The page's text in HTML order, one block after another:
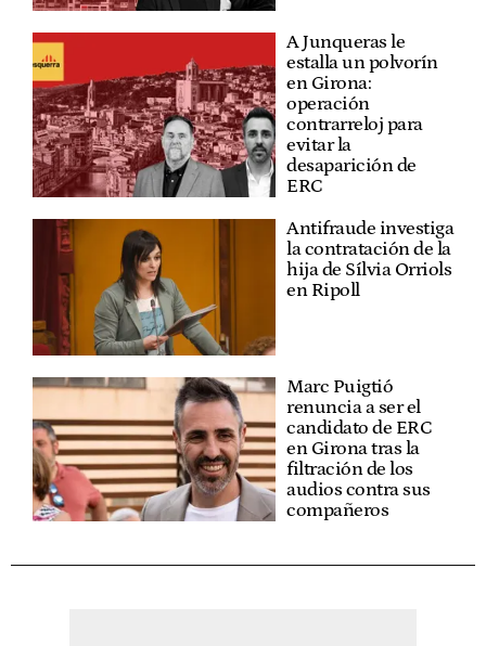
A Junqueras le
estalla un polvorín
en Girona:
operación
contrarreloj para
evitar la
desaparición de
ERC
Antifraude investiga
la contratación de la
hija de Sílvia Orriols
en Ripoll
Marc Puigtió
renuncia a ser el
candidato de ERC
en Girona tras la
filtración de los
audios contra sus
compañeros